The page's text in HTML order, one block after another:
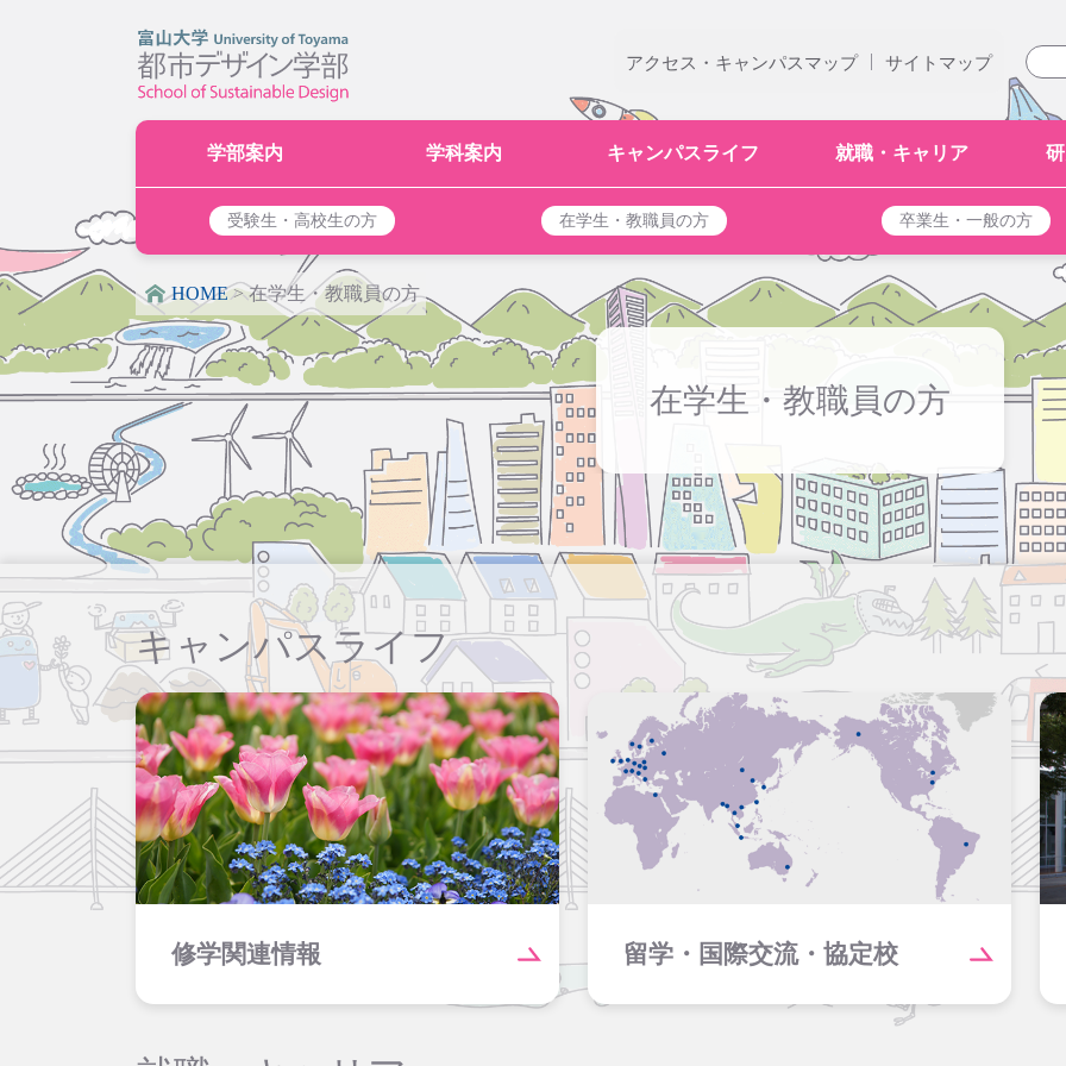
サイトマップ
|
アクセス・キャンパスマップ
学部案内 学科案内 キャンパスライフ 就職・キャリア
受験生・高校生の方 在学生・教職員の方 卒業生・一般の方
HOME>在学生・教職員の方
在学生・教職員の方
キャンパスライフ
修学関連情報 留学・国際交流・協定校